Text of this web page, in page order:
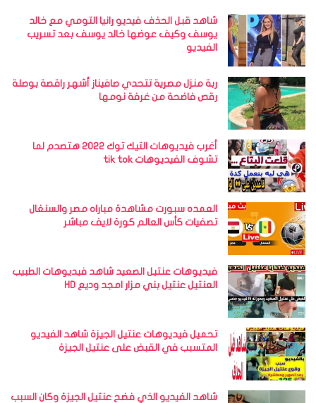
شاهد قبل الحذف فيديو رانيا التومي مع خالد
يوسف وكيف عوضها خالد يوسف بعد تسريب
الفيديو
ربة منزل مصرية تتحدي صافيناز أشهر راقصة بوصلة
رقص فاضحة من غرفة نومها
أغرب فيديوهات التيك توك 2022 هتصدم لما
تشوف الفيديوهات tik tok
العمده سبورت مشاهدة مباراه مصر والسنغال
تصفيات كأس العالم كورة لايف مباشر
فيديوهات عنتيل الصعيد شاهد فيديوهات الطبيب
العنتيل عنتيل بني مزار امجد وديع HD
تحميل فيديوهات عنتيل الجيزة شاهد الفيديو
المتسبب في القبض على عنتيل الجيزة
شاهد الفيديو الذي فضح عنتيل الجيزة وكان السبب